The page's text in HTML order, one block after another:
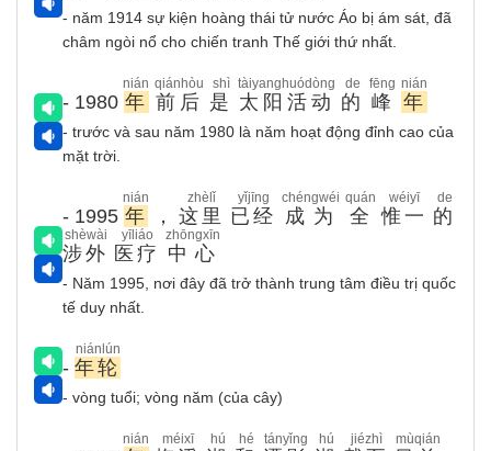
- năm 1914 sự kiện hoàng thái tử nước Áo bị ám sát, đã
châm ngòi nổ cho chiến tranh Thế giới thứ nhất.
- 1980 年
nián
前后
qiánhòu
是
shì
太阳活动
tàiyanghuódòng
的
de
峰
fēng
年
nián
- trước và sau năm 1980 là năm hoạt động đỉnh cao của
mặt trời.
- 1995 年
nián
， 这里
zhèlǐ
已经
yǐjīng
成为
chéngwéi
全
quán
惟一
wéiyī
的
de
涉外
shèwài
医疗
yīliáo
中心
zhōngxīn
- Năm 1995, nơi đây đã trở thành trung tâm điều trị quốc
tế duy nhất.
- 年轮
niánlún
- vòng tuổi; vòng năm (của cây)
nián méixī hú hé tányǐng hú jiézhì mùqián